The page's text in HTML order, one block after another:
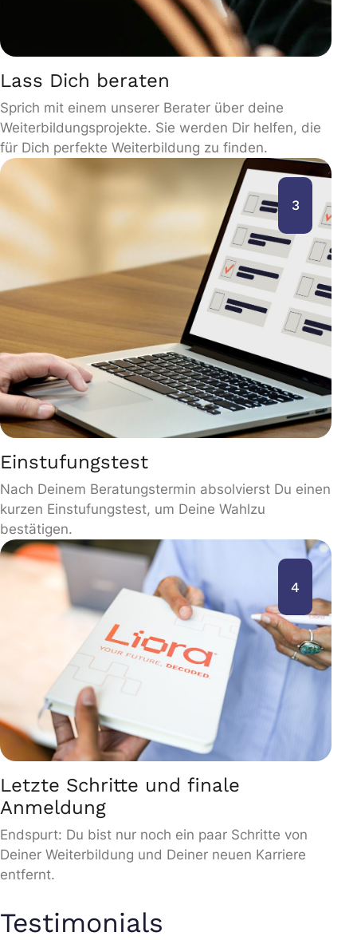
Lass Dich beraten
Sprich mit einem unserer Berater über deine
Weiterbildungsprojekte. Sie werden Dir helfen, die
für Dich perfekte Weiterbildung zu finden.
3
Einstufungstest
Nach Deinem Beratungstermin absolvierst Du einen
kurzen Einstufungstest, um Deine Wahlzu
bestätigen.
4
Letzte Schritte und finale
Anmeldung
Endspurt: Du bist nur noch ein paar Schritte von
Deiner Weiterbildung und Deiner neuen Karriere
entfernt.
Testimonials